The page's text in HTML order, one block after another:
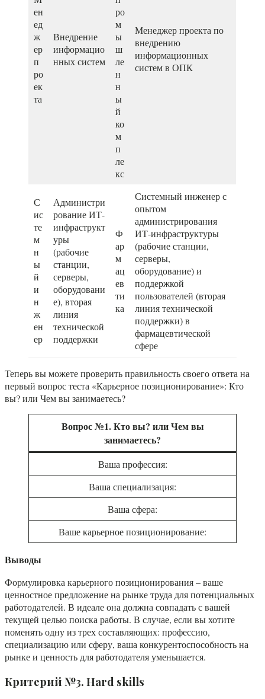
ен
ед
ж
ер
п
ро
ек
та
Внедрение
информацио
нных систем
ро
м
ы
ш
ле
н
н
ы
й
ко
м
п
ле
кс
Менеджер проекта по
внедрению
информационных
систем в ОПК
С
ис
те
м
н
ы
й
и
н
ж
ен
ер
Администри
рование ИТ-
инфраструкт
уры
(рабочие
станции,
серверы,
оборудовани
е), вторая
линия
технической
поддержки
Ф
ар
м
ац
ев
ти
ка
Системный инженер с
опытом
администрирования
ИТ-инфраструктуры
(рабочие станции,
серверы,
оборудование) и
поддержкой
пользователей (вторая
линия технической
поддержки) в
фармацевтической
сфере
Теперь вы можете проверить правильность своего ответа на
первый вопрос теста «Карьерное позиционирование»: Кто
вы? или Чем вы занимаетесь?
Вопрос №1. Кто вы? или Чем вы
занимаетесь?
Ваша профессия:
Ваша специализация:
Ваша сфера:
Ваше карьерное позиционирование:
Выводы
Формулировка карьерного позиционирования – ваше
ценностное предложение на рынке труда для потенциальных
работодателей. В идеале она должна совпадать с вашей
текущей целью поиска работы. В случае, если вы хотите
поменять одну из трех составляющих: профессию,
специализацию или сферу, ваша конкурентоспособность на
рынке и ценность для работодателя уменьшается.
Критерий №3. Hard skills